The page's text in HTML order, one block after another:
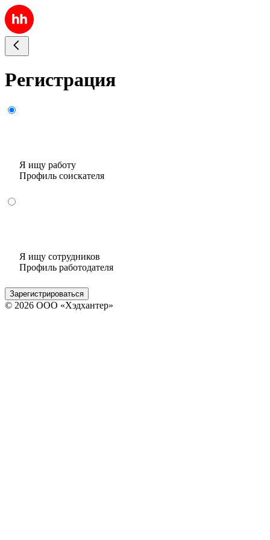
Регистрация
Я ищу работу
Профиль соискателя
Я ищу сотрудников
Профиль работодателя
Зарегистрироваться
© 2026 ООО «Хэдхантер»